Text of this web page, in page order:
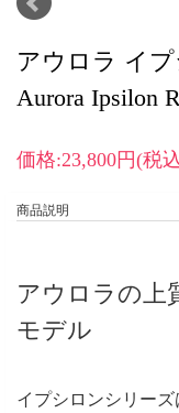
アウロラ イ
Aurora Ipsilon
価格:23,800円(税
商品説明
アウロラの上
モデル
イプシロンシリー